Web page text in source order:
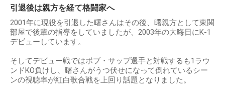
引退後は親方を経て格闘家へ
2001年に現役を引退した曙さんはその後、曙親方として東関
部屋で後輩の指導をしていましたが、2003年の大晦日にK-1
デビューしています。
そしてデビュー戦ではボブ・サップ選手と対戦するも1ラウ
ンドKO負けし、曙さんがうつ伏せになって倒れているシー
ンの視聴率が紅白歌合戦を上回り話題となりました。